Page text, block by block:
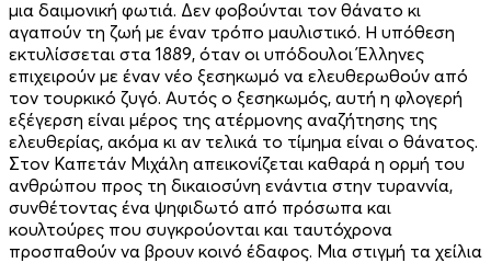
μια δαιμονική φωτιά. Δεν φοβούνται τον θάνατο κι
αγαπούν τη ζωή με έναν τρόπο μαυλιστικό. Η υπόθεση
εκτυλίσσεται στα 1889, όταν οι υπόδουλοι Έλληνες
επιχειρούν με έναν νέο ξεσηκωμό να ελευθερωθούν από
τον τουρκικό ζυγό. Αυτός ο ξεσηκωμός, αυτή η φλογερή
εξέγερση είναι μέρος της ατέρμονης αναζήτησης της
ελευθερίας, ακόμα κι αν τελικά το τίμημα είναι ο θάνατος.
Στον Καπετάν Μιχάλη απεικονίζεται καθαρά η ορμή του
ανθρώπου προς τη δικαιοσύνη ενάντια στην τυραννία,
συνθέτοντας ένα ψηφιδωτό από πρόσωπα και
κουλτούρες που συγκρούονται και ταυτόχρονα
προσπαθούν να βρουν κοινό έδαφος. Μια στιγμή τα χείλια